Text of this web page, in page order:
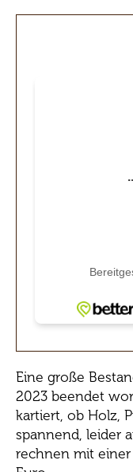
Eine große
2023 beendet
kartiert, ob Holz,
spannend, leider
rechnen mit